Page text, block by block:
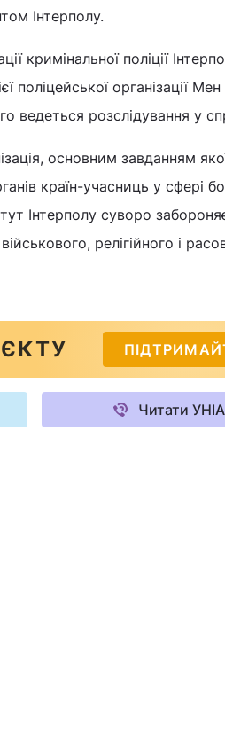
Інтерполу.
кримінальної поліції
поліцейської організації
ведеться розслідування у
основним завданням
країн-учасниць у сфері
Інтерполу суворо
релігійного і
Читати